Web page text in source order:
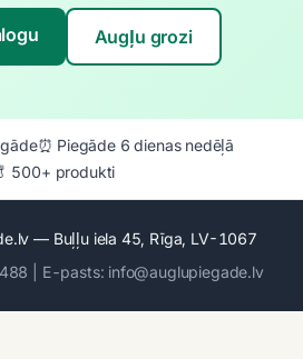
Augļu grozi
⏰ Piegāde 6 dienas nedēļā
500+ produkti
— Buļļu iela 45, Rīga, LV-1067
| E-pasts: info@auglupiegade.lv